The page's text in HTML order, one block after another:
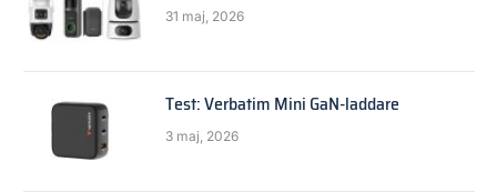
31 maj, 2026
Test: Verbatim Mini GaN-laddare
3 maj, 2026